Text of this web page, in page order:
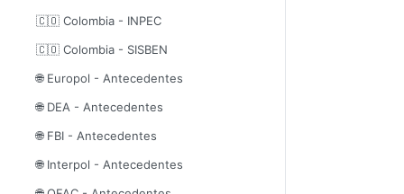
🇨🇴 Colombia - INPEC
🇨🇴 Colombia - SISBEN
🌐 Europol - Antecedentes
🌐 DEA - Antecedentes
🌐 FBI - Antecedentes
🌐 Interpol - Antecedentes